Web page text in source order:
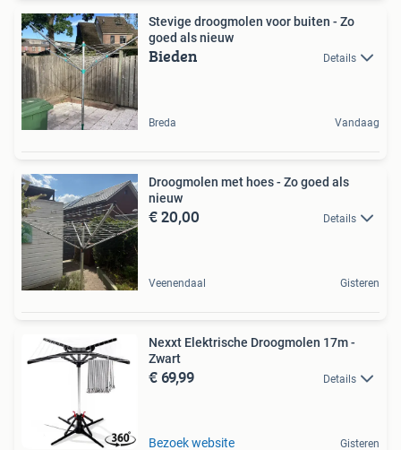
Stevige droogmolen voor buiten - Zo
goed als nieuw
Bieden Details
Breda Vandaag
Droogmolen met hoes - Zo goed als
nieuw
€ 20,00 Details
Veenendaal Gisteren
Nexxt Elektrische Droogmolen 17m -
Zwart
€ 69,99 Details
Bezoek website Gisteren